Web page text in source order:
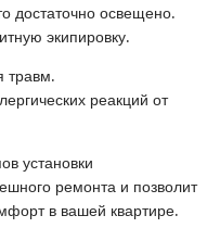
достаточно освещено.
экипировку.
травм.
реакций от
установки
ремонта и позволит
в вашей квартире.